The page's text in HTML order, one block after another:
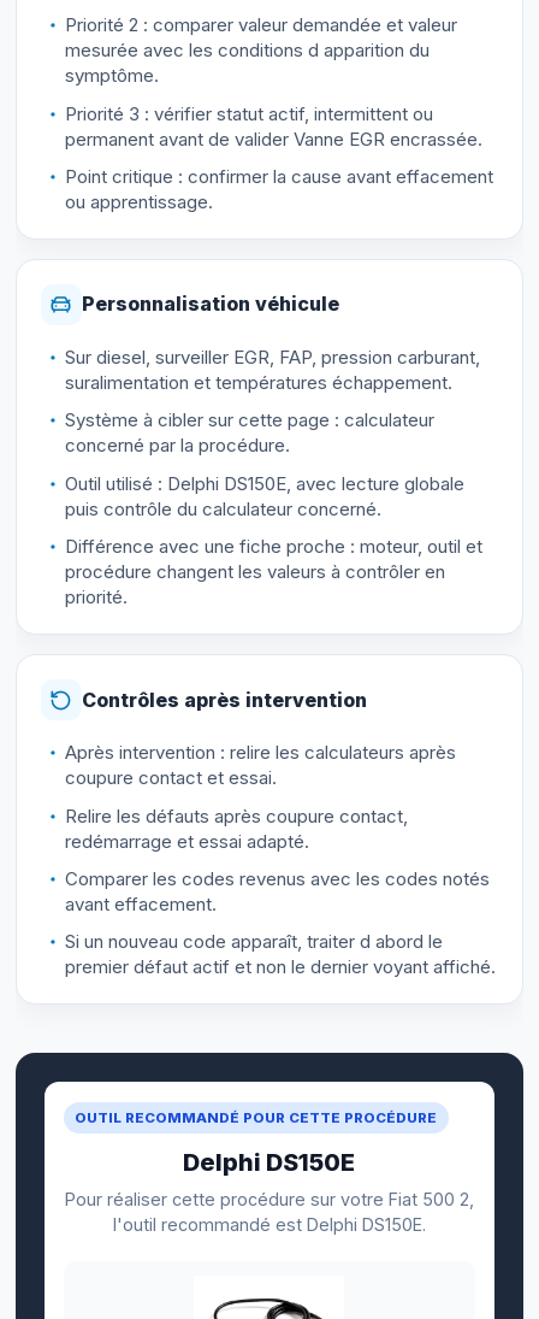
Priorité 2 : comparer valeur demandée et valeur
mesurée avec les conditions d apparition du
symptôme.
Priorité 3 : vérifier statut actif, intermittent ou
permanent avant de valider Vanne EGR encrassée.
Point critique : confirmer la cause avant effacement
ou apprentissage.
Personnalisation véhicule
Sur diesel, surveiller EGR, FAP, pression carburant,
suralimentation et températures échappement.
Système à cibler sur cette page : calculateur
concerné par la procédure.
Outil utilisé : Delphi DS150E, avec lecture globale
puis contrôle du calculateur concerné.
Différence avec une fiche proche : moteur, outil et
procédure changent les valeurs à contrôler en
priorité.
Contrôles après intervention
Après intervention : relire les calculateurs après
coupure contact et essai.
Relire les défauts après coupure contact,
redémarrage et essai adapté.
Comparer les codes revenus avec les codes notés
avant effacement.
Si un nouveau code apparaît, traiter d abord le
premier défaut actif et non le dernier voyant affiché.
OUTIL RECOMMANDÉ POUR CETTE PROCÉDURE
Delphi DS150E
Pour réaliser cette procédure sur votre Fiat 500 2,
l'outil recommandé est Delphi DS150E.